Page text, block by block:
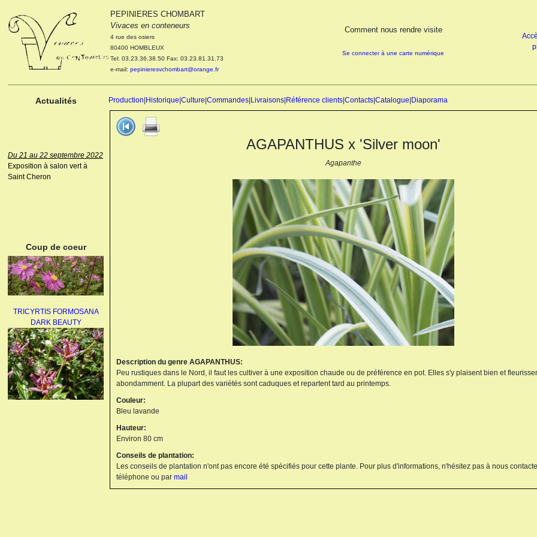
PEPINIERES CHOMBART
Vivaces en conteneurs
4 rue des osiers
80400 HOMBLEUX
Tel: 03.23.36.38.50 Fax: 03.23.81.31.73
e-mail: pepinieresvchombart@orange.fr
Comment nous rendre visite
Se connecter à une carte numérique
Actualités Production Historique Culture Commandes Livraisons Référence clients Contacts Catalogue Diaporama
Le 04 et 05 octobre 2022
Portes ouvertes de la
pépinière : Visite des
cultures, découverte des
nouveautés. Le rendez-vous
octobre 2022. Le mercredi 05
octobre 2022.
Du 21 au 22 septembre 2022
Exposition à salon vert à
Saint Cheron
Coup de coeur
TRICYRTIS FORMOSANA
DARK BEAUTY
AGAPANTHUS x 'Silver moon'
Agapanthe
Description du genre AGAPANTHUS:
Peu rustiques dans le Nord, il faut les cultiver à une exposition chaude ou de préférence en pot. Elles s'y plaisent bien et
abondamment. La plupart des variétés sont caduques et repartent tard au printemps.
Couleur:
Bleu lavande
Hauteur:
Environ 80 cm
Conseils de plantation:
Les conseils de plantation n'ont pas encore été spécifiés pour cette plante. Pour plus d'informations, n'hésitez pas à nous
téléphone ou par mail